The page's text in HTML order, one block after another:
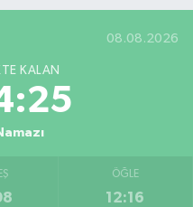
08.08.2026
KALAN
ÖĞLE
12:16